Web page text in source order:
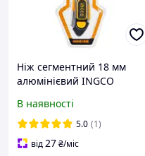
Ніж сегментний 18 мм
алюмінієвий INGCO
В наявності
5.0 (1)
від27₴/міс